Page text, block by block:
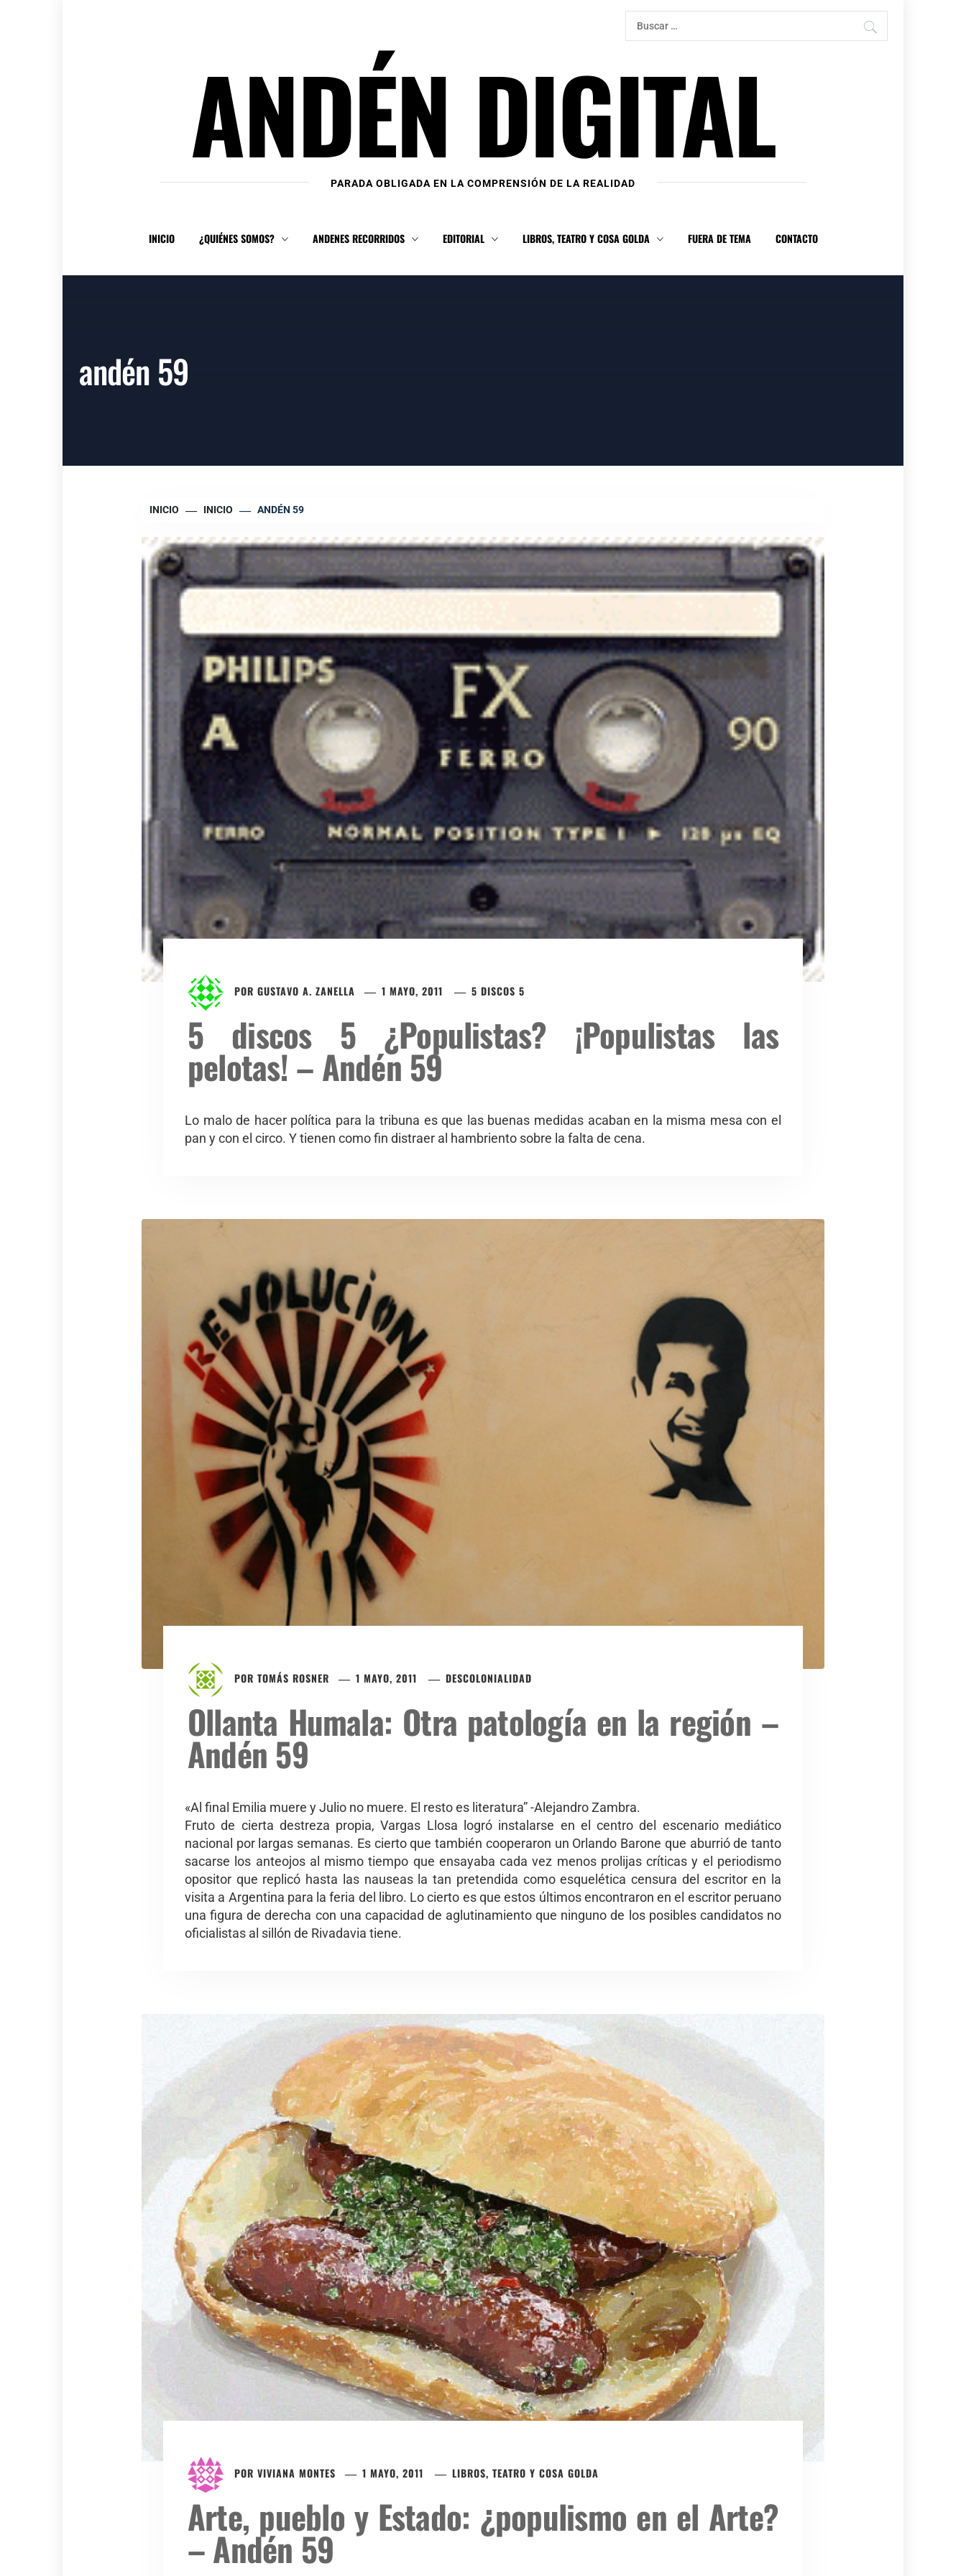
Buscar:
ANDÉN DIGITAL
PARADA OBLIGADA EN LA COMPRENSIÓN DE LA REALIDAD
INICIO ¿QUIÉNES SOMOS? ANDENES RECORRIDOS EDITORIAL LIBROS, TEATRO Y COSA GOLDA FUERA DE TEMA CONTACTO
andén 59
INICIO INICIO ANDÉN 59
POR GUSTAVO A. ZANELLA 1 MAYO, 2011 5 DISCOS 5
5 discos 5 ¿Populistas? ¡Populistas las
pelotas! – Andén 59
Lo malo de hacer política para la tribuna es que las buenas medidas acaban en la misma mesa con el
pan y con el circo. Y tienen como fin distraer al hambriento sobre la falta de cena.
POR TOMÁS ROSNER 1 MAYO, 2011 DESCOLONIALIDAD
Ollanta Humala: Otra patología en la región –
Andén 59
«Al final Emilia muere y Julio no muere. El resto es literatura” -Alejandro Zambra.
Fruto de cierta destreza propia, Vargas Llosa logró instalarse en el centro del escenario mediático
nacional por largas semanas. Es cierto que también cooperaron un Orlando Barone que aburrió de tanto
sacarse los anteojos al mismo tiempo que ensayaba cada vez menos prolijas críticas y el periodismo
opositor que replicó hasta las nauseas la tan pretendida como esquelética censura del escritor en la
visita a Argentina para la feria del libro. Lo cierto es que estos últimos encontraron en el escritor peruano
una figura de derecha con una capacidad de aglutinamiento que ninguno de los posibles candidatos no
oficialistas al sillón de Rivadavia tiene.
POR VIVIANA MONTES 1 MAYO, 2011 LIBROS, TEATRO Y COSA GOLDA
Arte, pueblo y Estado: ¿populismo en el Arte?
– Andén 59